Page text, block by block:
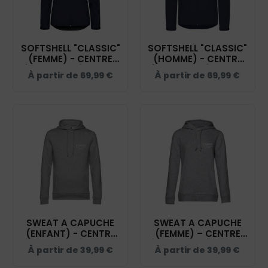
SOFTSHELL "CLASSIC"
(FEMME) - CENTRE
ÉQUESTRE RÉGIONAL
RENEN DUJARDIN -
À partir de 69,99 €
SOFTSHELL "CLASSIC"
(HOMME) - CENTRE
ÉQUESTRE RÉGIONAL
RENEN DUJARDIN -
À partir de 69,99 €
SWEAT A CAPUCHE
(ENFANT) - CENTRE
ÉQUESTRE RÉGIONAL
RENEN DUJARDIN -
À partir de 39,99 €
SWEAT A CAPUCHE
(FEMME) – CENTRE
ÉQUESTRE RÉGIONAL
RENEN DUJARDIN -
À partir de 39,99 €